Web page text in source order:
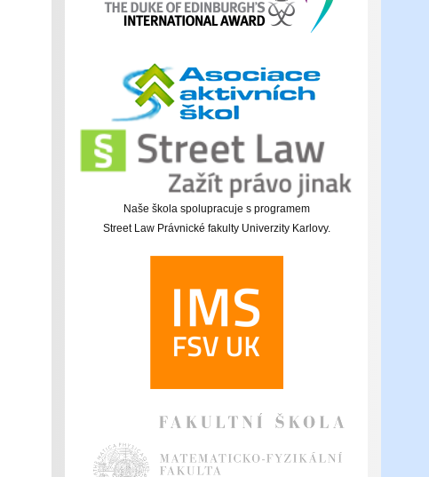
Naše škola spolupracuje s programem
Street Law Právnické fakulty Univerzity Karlovy.